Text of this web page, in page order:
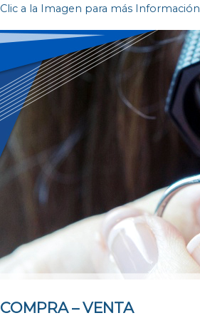
Clic a la Imagen para más Información
COMPRA – VENTA